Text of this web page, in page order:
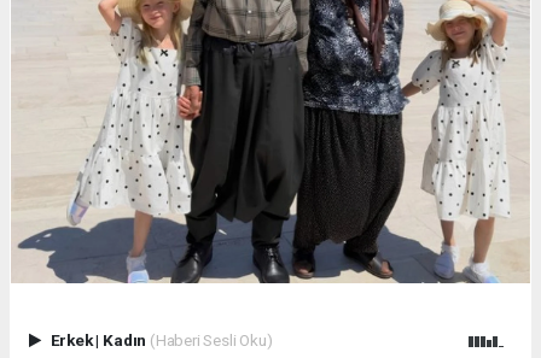
Erkek| Kadın (Haberi Sesli Oku)